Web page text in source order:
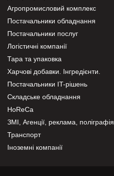
Агропромисловий комплекс
Постачальники обладнання
Постачальники послуг
Логістичні компанії
Тара та упаковка
Харчові добавки. Інгредієнти.
Постачальники IT-рішень
Складське обладнання
HoReCa
ЗМІ, Агенції, реклама, поліграфія
Транспорт
Іноземні компанії